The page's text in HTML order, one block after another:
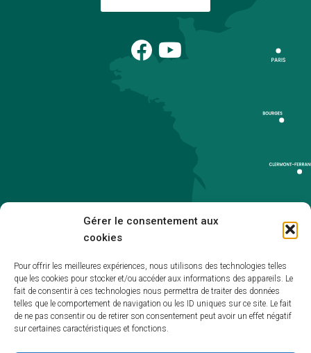
Gérer le consentement aux
cookies
Pour offrir les meilleures expériences, nous utilisons des technologies telles
que les cookies pour stocker et/ou accéder aux informations des appareils. Le
fait de consentir à ces technologies nous permettra de traiter des données
telles que le comportement de navigation ou les ID uniques sur ce site. Le fait
de ne pas consentir ou de retirer son consentement peut avoir un effet négatif
sur certaines caractéristiques et fonctions.
Accessibilité